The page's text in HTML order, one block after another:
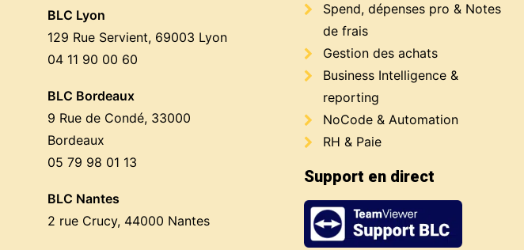
BLC Lyon
129 Rue Servient, 69003 Lyon
04 11 90 00 60
BLC Bordeaux
9 Rue de Condé, 33000
Bordeaux
05 79 98 01 13
BLC Nantes
2 rue Crucy, 44000 Nantes
Spend, dépenses pro & Notes
de frais
Gestion des achats
Business Intelligence &
reporting
NoCode & Automation
RH & Paie
Support en direct